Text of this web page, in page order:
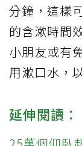
分鐘，這樣
的含漱時間
小朋友或有
用漱口水，
延伸閱讀：